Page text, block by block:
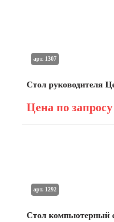
Стол руководителя
Цена по запросу
арт. 1307
Стол компьютерный
арт. 1292